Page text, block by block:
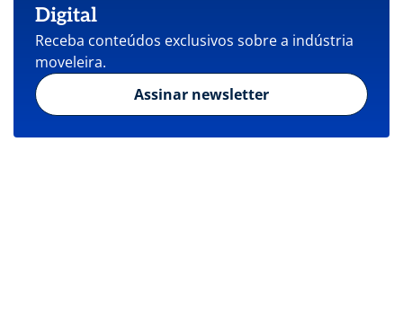
Digital
Receba conteúdos exclusivos sobre a indústria
moveleira.
Assinar newsletter